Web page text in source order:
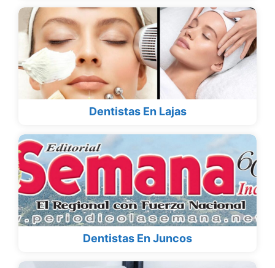
Dentistas En Lajas
Dentistas En Juncos